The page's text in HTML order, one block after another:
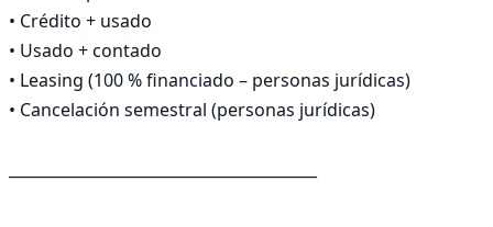
• Crédito + usado
• Usado + contado
• Leasing (100 % financiado – personas jurídicas)
• Cancelación semestral (personas jurídicas)